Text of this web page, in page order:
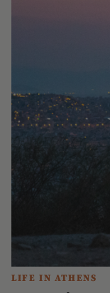
LIFE IN ATHENS